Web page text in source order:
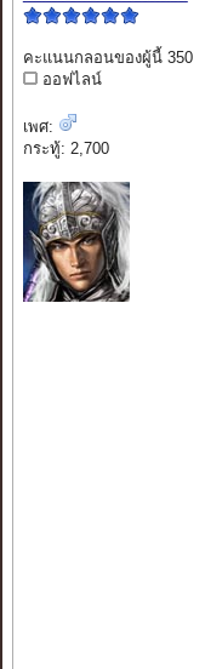
คะแนนกลอนของผู้นี้ 350
ออฟไลน์
เพศ:
กระทู้: 2,700